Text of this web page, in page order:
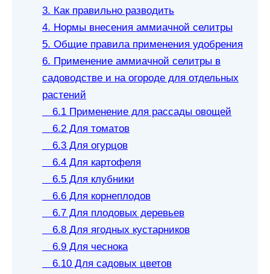
3. Как правильно разводить
4. Нормы внесения аммиачной селитры
5. Общие правила применения удобрения
6. Применение аммиачной селитры в
садоводстве и на огороде для отдельных
растений
6.1 Применение для рассады овощей
6.2 Для томатов
6.3 Для огурцов
6.4 Для картофеля
6.5 Для клубники
6.6 Для корнеплодов
6.7 Для плодовых деревьев
6.8 Для ягодных кустарников
6.9 Для чеснока
6.10 Для садовых цветов